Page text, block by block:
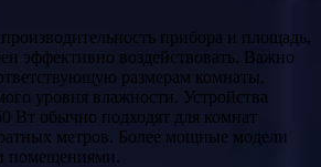
прибора и площадь,
эффективно воздействовать. Важно
размерам комнаты,
уровня влажности. Устройства
Вт обычно подходят для комнат
метров. Более мощные модели
помещениями.